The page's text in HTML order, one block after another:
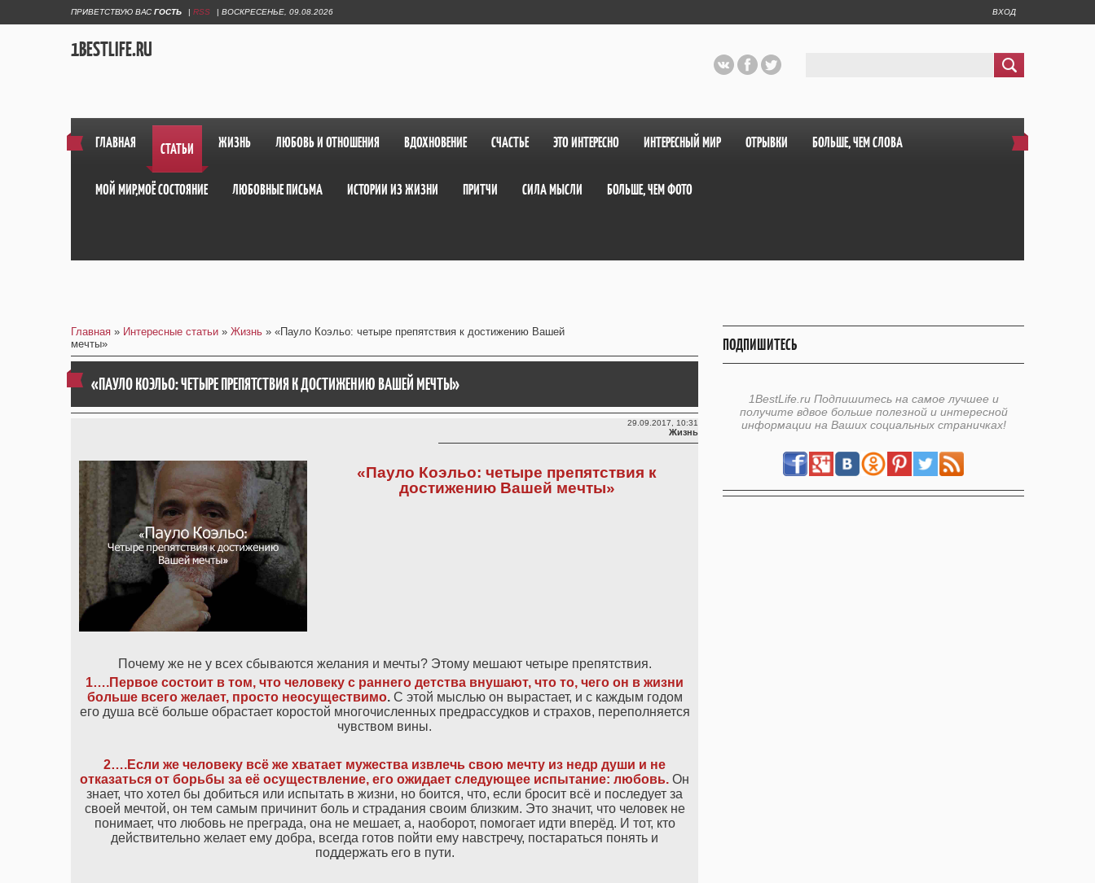
ПРИВЕТСТВУЮ ВАС ГОСТЬ | RSS | ВОСКРЕСЕНЬЕ, 09.08.2026 ВХОД
1BESTLIFE.RU
ГЛАВНАЯ СТАТЬИ ЖИЗНЬ ЛЮБОВЬ И ОТНОШЕНИЯ ВДОХНОВЕНИЕ СЧАСТЬЕ ЭТО ИНТЕРЕСНО ИНТЕРЕСНЫЙ МИР ОТРЫВКИ БОЛЬШЕ, ЧЕМ СЛОВА
МОЙ МИР,МОЁ СОСТОЯНИЕ ЛЮБОВНЫЕ ПИСЬМА ИСТОРИИ ИЗ ЖИЗНИ ПРИТЧИ СИЛА МЫСЛИ БОЛЬШЕ, ЧЕМ ФОТО
Главная » Интересные статьи » Жизнь » «Пауло Коэльо: четыре препятствия к достижению Вашей
мечты»
«ПАУЛО КОЭЛЬО: ЧЕТЫРЕ ПРЕПЯТСТВИЯ К ДОСТИЖЕНИЮ ВАШЕЙ МЕЧТЫ»
29.09.2017, 10:31
Жизнь
«Пауло Коэльо: четыре препятствия к
достижению Вашей мечты»
Почему же не у всех сбываются желания и мечты? Этому мешают четыре препятствия.
1….Первое состоит в том, что человеку с раннего детства внушают, что то, чего он в жизни
больше всего желает, просто неосуществимо.С этой мыслью он вырастает, и с каждым годом
его душа всё больше обрастает коростой многочисленных предрассудков и страхов, переполняется
чувством вины.
2….Если же человеку всё же хватает мужества извлечь свою мечту из недр души и не
отказаться от борьбы за её осуществление, его ожидает следующее испытание: любовь. Он
знает, что хотел бы добиться или испытать в жизни, но боится, что, если бросит всё и последует за
своей мечтой, он тем самым причинит боль и страдания своим близким. Это значит, что человек не
понимает, что любовь не преграда, она не мешает, а, наоборот, помогает идти вперёд. И тот, кто
действительно желает ему добра, всегда готов пойти ему навстречу, постараться понять и
поддержать его в пути.
ПОДПИШИТЕСЬ
1BestLife.ru Подпишитесь на самое лучшее и
получите вдвое больше полезной и интересной
информации на Ваших социальных страничках!